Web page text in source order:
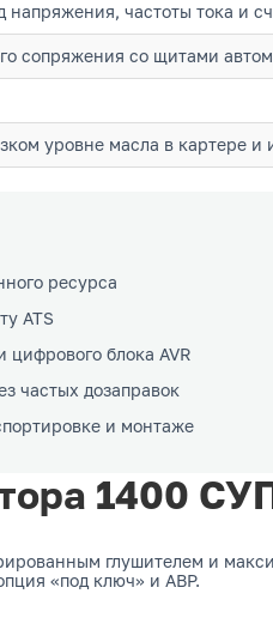
частоты тока и
сопряжения со щитами
уровне масла в картере и
ресурса
ATS
цифрового блока AVR
частых дозаправок
и монтаже
1400
глушителем и
«под ключ» и АВР.